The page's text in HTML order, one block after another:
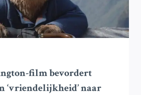
film bevordert
‘vriendelijkheid’ naar